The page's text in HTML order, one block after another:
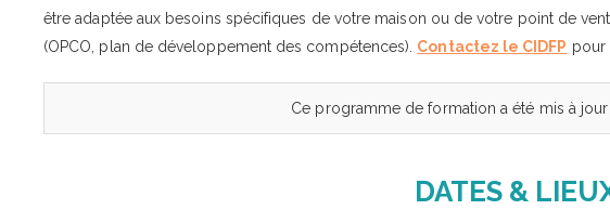
être adaptée aux besoins spécifiques de votre maison ou de votre point de
(OPCO, plan de développement des compétences). Contactez le CIDFP pour
Ce programme de formation a été mis à
DATES &